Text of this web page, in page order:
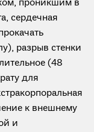
проникшим в
сердечная
разрыв стенки
(48
для
к внешнему
и